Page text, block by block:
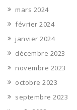
mars 2024
février 2024
janvier 2024
décembre 2023
novembre 2023
octobre 2023
septembre 2023